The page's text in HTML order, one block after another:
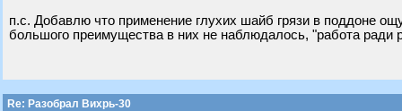
п.с. Добавлю что применение глухих шайб грязи в поддоне
большого преимущества в них не наблюдалось, "работа ради
Re: Разобрал Вихрь-30